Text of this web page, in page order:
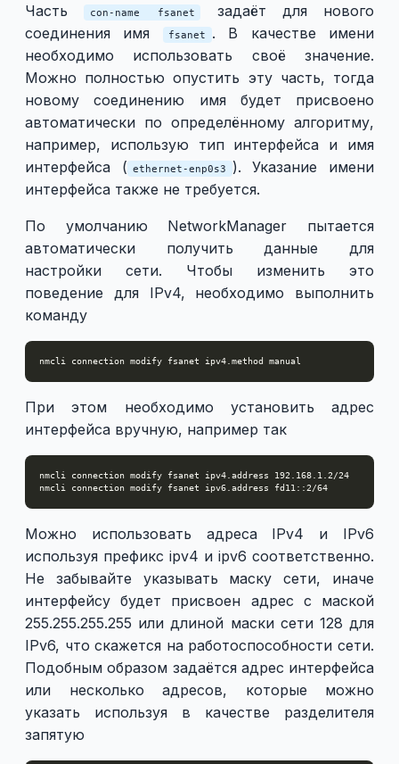
Часть con-name fsanet
задаёт для нового
соединения имя
fsanet . В качестве имени
необходимо использовать своё значение.
Можно полностью опустить эту часть, тогда
новому соединению имя будет присвоено
автоматически по определённому алгоритму,
например, использую тип интерфейса и имя
интерфейса ( ethernet-enp0s3 ). Указание имени
интерфейса также не требуется.
По умолчанию NetworkManager пытается
автоматически получить данные для
настройки сети. Чтобы изменить это
поведение для IPv4, необходимо выполнить
команду
При этом необходимо установить адрес
интерфейса вручную, например так
Можно использовать адреса IPv4 и IPv6
используя префикс ipv4 и ipv6 соответственно.
Не забывайте указывать маску сети, иначе
интерфейсу будет присвоен адрес с маской
255.255.255.255 или длиной маски сети 128 для
IPv6, что скажется на работоспособности сети.
Подобным образом задаётся адрес интерфейса
или несколько адресов, которые можно
указать используя в качестве разделителя
запятую